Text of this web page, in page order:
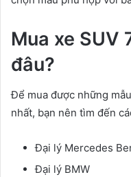
Mua xe SUV
đâu?
Để mua được những
nhất, bạn nên tìm đến
Đại lý Mercedes
Đại lý BMW